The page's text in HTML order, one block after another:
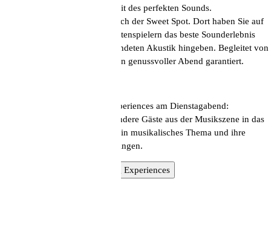
durch. Eine Reise in die Blütezeit des perfekten Sounds.
Für Musikliebhaber empfiehlt sich der Sweet Spot. Dort haben Sie auf
Sesseln unmittelbar vor den Plattenspielern das beste Sounderlebnis
und können sich ganz der vollendeten Akustik hingeben. Begleitet von
hervorragendem Wein ist hier ein genussvoller Abend garantiert.
Highlight sind die Listening Experiences am Dienstagabend:
Alle paar Wochen werden besondere Gäste aus der Musikszene in das
High Fidelity geladen, um uns ein musikalisches Thema und ihre
liebsten Plattenfunde näherzubringen.
Listening Experiences